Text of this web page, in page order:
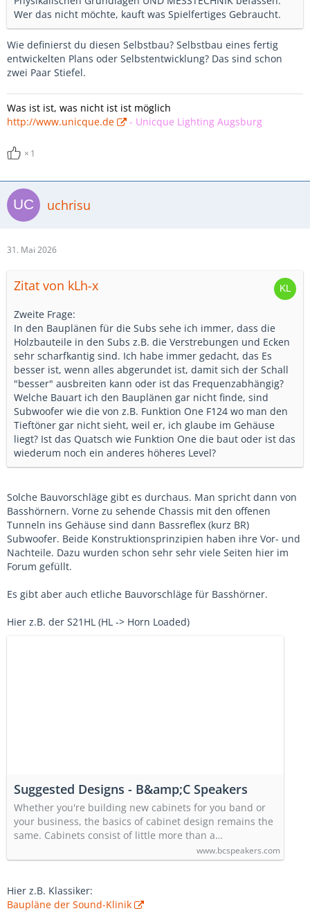
Wer das nicht möchte, kauft was Spielfertiges Gebraucht.
Wie definierst du diesen Selbstbau? Selbstbau eines fertig
entwickelten Plans oder Selbstentwicklung? Das sind schon
zwei Paar Stiefel.
Was ist ist, was nicht ist ist möglich
http://www.unicque.de
- Unicque Lighting Augsburg
1
uchrisu
31. Mai 2026
Zitat von kLh-x
Zweite Frage:
In den Bauplänen für die Subs sehe ich immer, dass die
Holzbauteile in den Subs z.B. die Verstrebungen und Ecken
sehr scharfkantig sind. Ich habe immer gedacht, das Es
besser ist, wenn alles abgerundet ist, damit sich der Schall
"besser" ausbreiten kann oder ist das Frequenzabhängig?
Welche Bauart ich den Bauplänen gar nicht finde, sind
Subwoofer wie die von z.B. Funktion One F124 wo man den
Tieftöner gar nicht sieht, weil er, ich glaube im Gehäuse
liegt? Ist das Quatsch wie Funktion One die baut oder ist das
wiederum noch ein anderes höheres Level?
Solche Bauvorschläge gibt es durchaus. Man spricht dann von
Basshörnern. Vorne zu sehende Chassis mit den offenen
Tunneln ins Gehäuse sind dann Bassreflex (kurz BR)
Subwoofer. Beide Konstruktionsprinzipien haben ihre Vor- und
Nachteile. Dazu wurden schon sehr sehr viele Seiten hier im
Forum gefüllt.
Es gibt aber auch etliche Bauvorschläge für Basshörner.
Hier z.B. der S21HL (HL -> Horn Loaded)
Suggested Designs - B&amp;C Speakers
Whether you're building new cabinets for you band or
your business, the basics of cabinet design remains the
same. Cabinets consist of little more than a…
www.bcspeakers.com
Hier z.B. Klassiker:
Baupläne der Sound-Klinik